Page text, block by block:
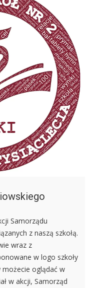
Samorządu
z naszą szkołą.
wraz z
w logo szkoły
oglądać w
w akcji, Samorząd